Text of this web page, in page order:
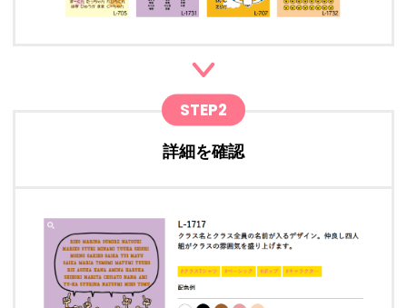
STEP2
詳細を確認